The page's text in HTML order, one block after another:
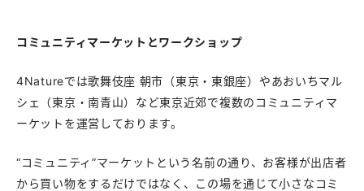
コミュニティマーケットとワークショップ
4Natureでは歌舞伎座 朝市（東京・東銀座）やあおいちマル
シェ（東京・南青山）など東京近郊で複数のコミュニティマ
ーケットを運営しております。
“コミュニティ”マーケットという名前の通り、お客様が出店者
から買い物をするだけではなく、この場を通じて小さなコミ